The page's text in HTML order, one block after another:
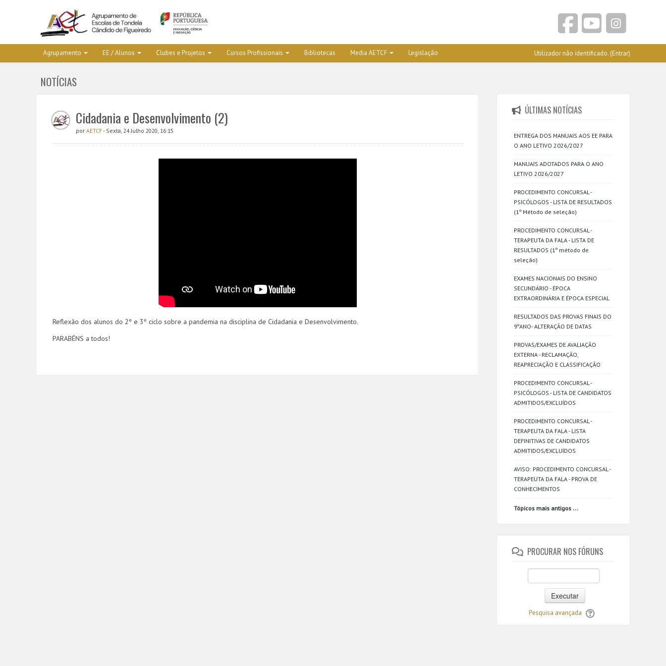
Agrupamento EE / Alunos Clubes e Projetos Cursos Profissionais Bibliotecas Media AETCF Legislação Utilizador não identificado. (Entrar)
NOTÍCIAS
Cidadania e Desenvolvimento (2)
por AETCF- Sexta, 24 Julho 2020, 16:15
Reflexão dos alunos do 2º e 3º ciclo sobre a pandemia na disciplina de Cidadania e Desenvolvimento.
PARABÉNS a todos!
ÚLTIMAS NOTÍCIAS
ENTREGA DOS MANUAIS AOS EE PARA
O ANO LETIVO 2026/2027
MANUAIS ADOTADOS PARA O ANO
LETIVO 2026/2027
PROCEDIMENTO CONCURSAL -
PSICÓLOGOS - LISTA DE RESULTADOS
(1º Método de seleção)
PROCEDIMENTO CONCURSAL -
TERAPEUTA DA FALA - LISTA DE
RESULTADOS (1º método de
seleção)
EXAMES NACIONAIS DO ENSINO
SECUNDÁRIO - ÉPOCA
EXTRAORDINÁRIA E ÉPOCA ESPECIAL
RESULTADOS DAS PROVAS FINAIS DO
9ºANO- ALTERAÇÃO DE DATAS
PROVAS/EXAMES DE AVALIAÇÃO
EXTERNA - RECLAMAÇÃO,
REAPRECIAÇÃO E CLASSIFICAÇÃO
PROCEDIMENTO CONCURSAL -
PSICÓLOGOS - LISTA DE CANDIDATOS
ADMITIDOS/EXCLUÍDOS
PROCEDIMENTO CONCURSAL -
TERAPEUTA DA FALA - LISTA
DEFINITIVAS DE CANDIDATOS
ADMITIDOS/EXCLUÍDOS
AVISO: PROCEDIMENTO CONCURSAL -
TERAPEUTA DA FALA - PROVA DE
CONHECIMENTOS
Tópicos mais antigos ...
PROCURAR NOS FÓRUNS
Executar
Pesquisa avançada